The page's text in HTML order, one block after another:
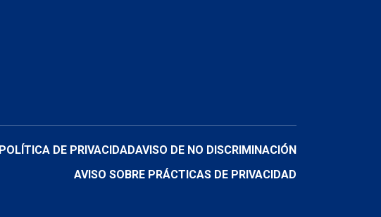
POLÍTICA DE PRIVACIDADAVISO DE NO DISCRIMINACIÓN
AVISO SOBRE PRÁCTICAS DE PRIVACIDAD